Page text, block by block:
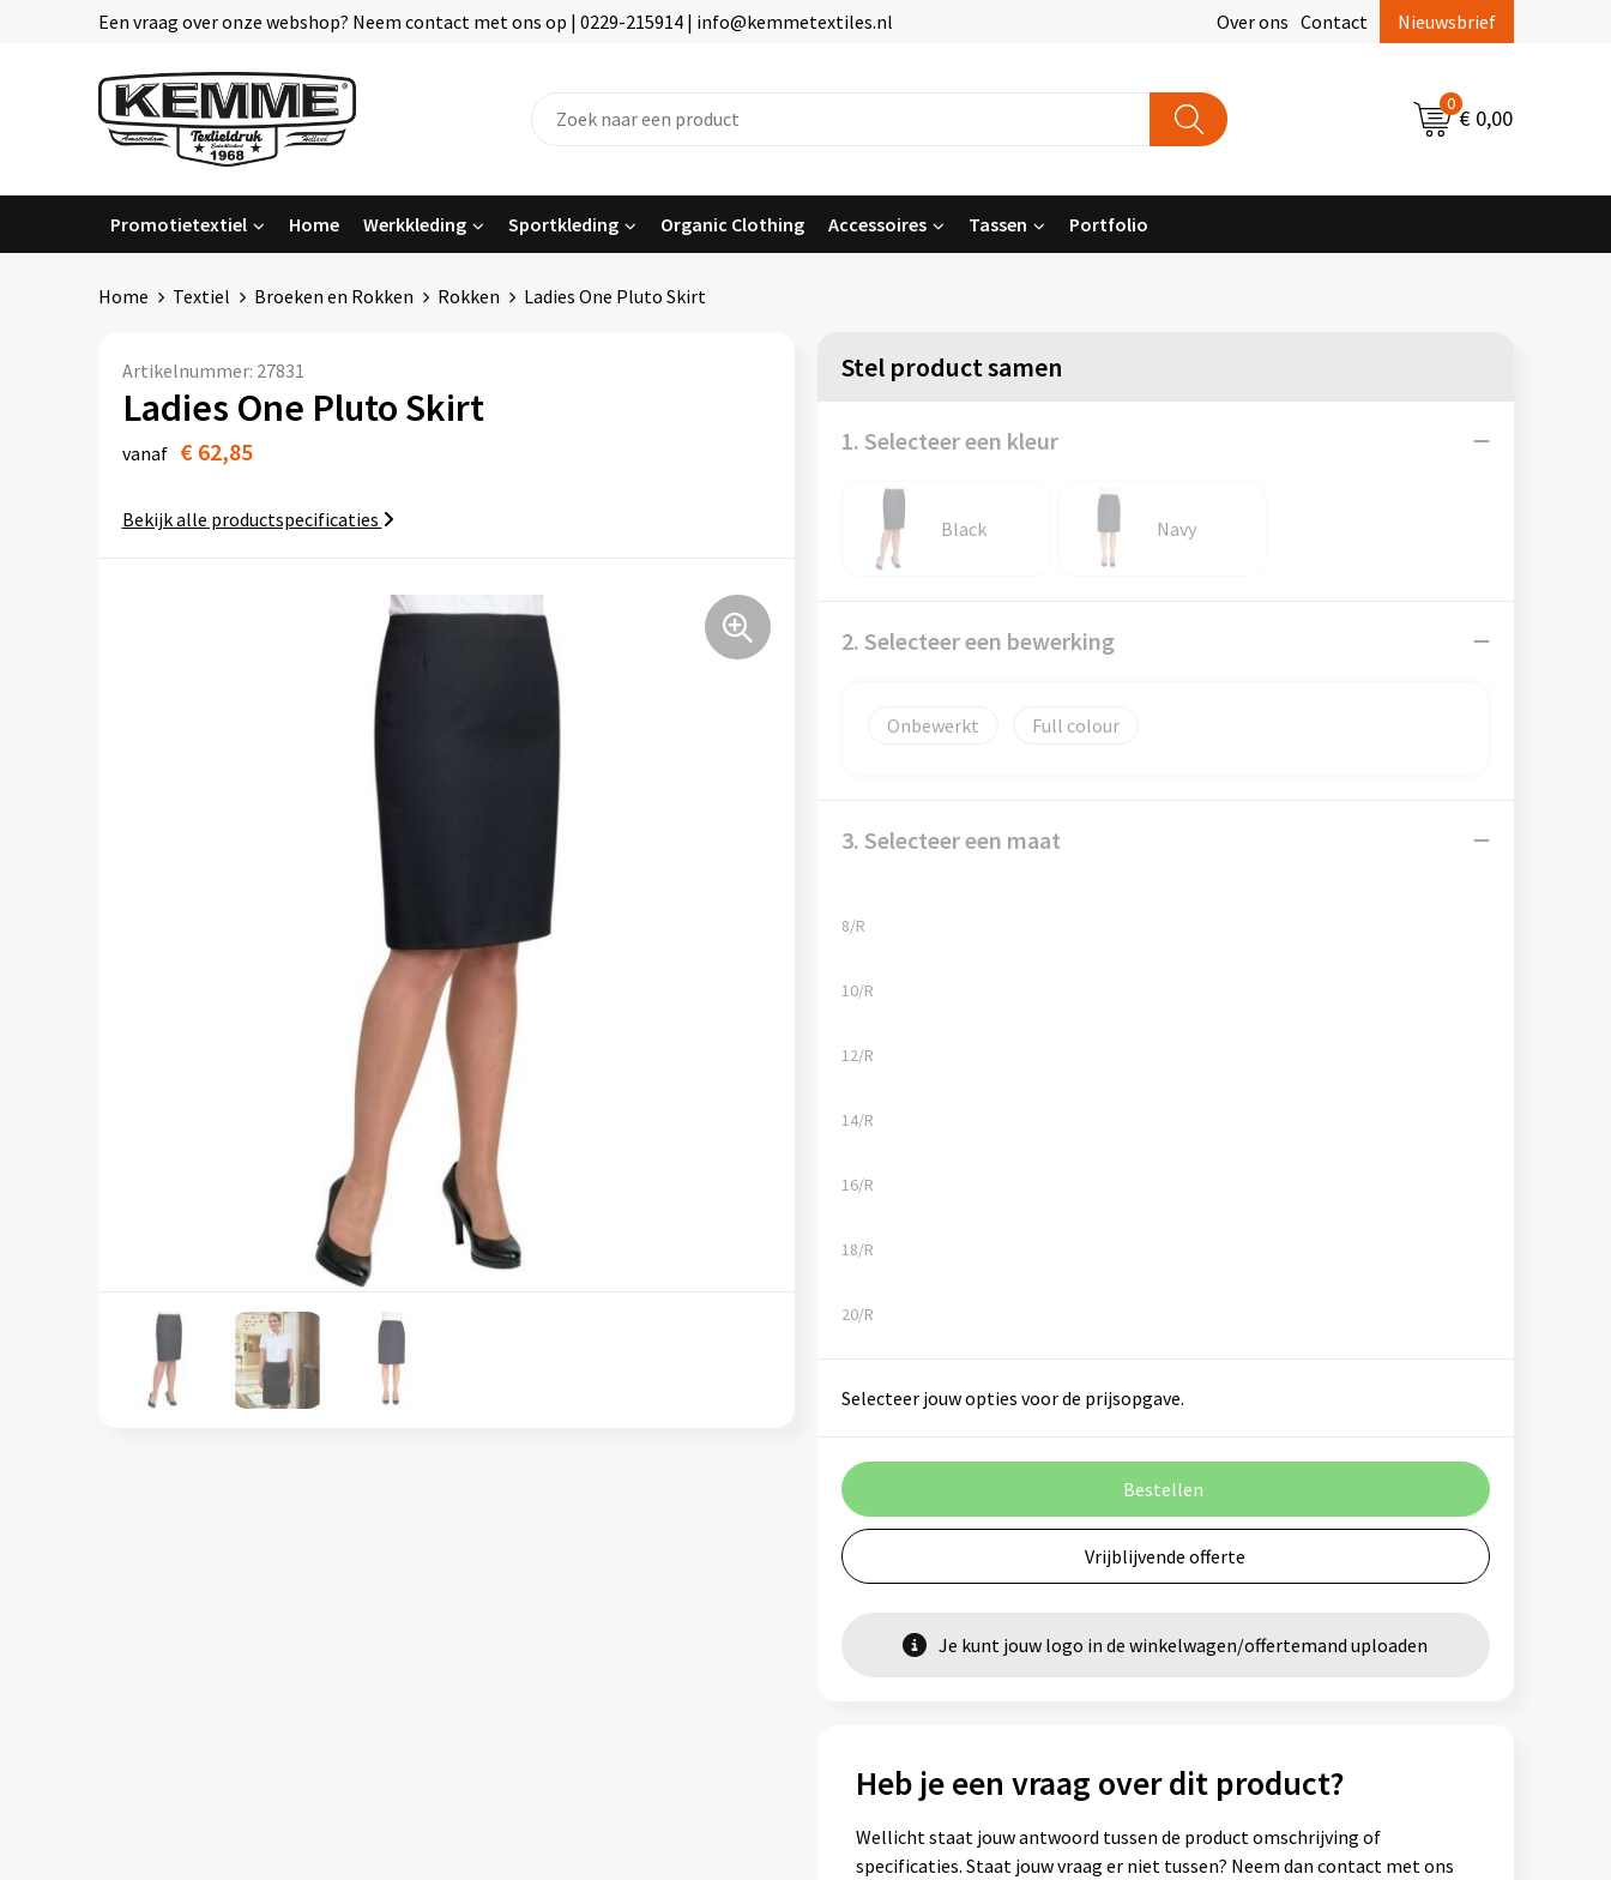
Een vraag over onze webshop? Neem contact met ons op | 0229-215914 | info@kemmetextiles.nl Over ons Contact Nieuwsbrief
0
€ 0,00
Promotietextiel Home Werkkleding Sportkleding Organic Clothing Accessoires Tassen Portfolio
Home Textiel Broeken en Rokken Rokken Ladies One Pluto Skirt
Artikelnummer: 27831
Ladies One Pluto Skirt
vanaf € 62,85
Bekijk alle productspecificaties
Stel product samen
1. Selecteer een kleur
Black Navy
2. Selecteer een bewerking
Onbewerkt Full colour
3. Selecteer een maat
8/R
10/R
12/R
14/R
16/R
18/R
20/R
Selecteer jouw opties voor de prijsopgave.
Bestellen
Vrijblijvende offerte
Je kunt jouw logo in de winkelwagen/offertemand uploaden
Heb je een vraag over dit product?
Wellicht staat jouw antwoord tussen de product omschrijving of
specificaties. Staat jouw vraag er niet tussen? Neem dan contact met ons